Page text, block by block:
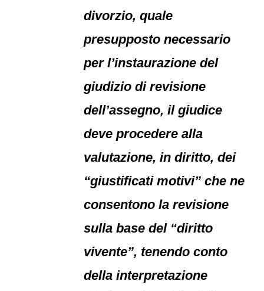
divorzio, quale
presupposto necessario
per l’instaurazione del
giudizio di revisione
dell’assegno, il giudice
deve procedere alla
valutazione, in diritto, dei
“giustificati motivi” che ne
consentono la revisione
sulla base del “diritto
vivente”, tenendo conto
della interpretazione